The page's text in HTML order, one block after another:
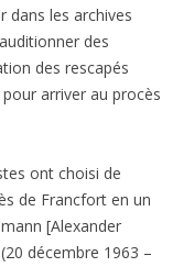
dans les archives
des
des rescapés
arriver au procès
ont choisi de
de Francfort en un
[Alexander
décembre 1963 –